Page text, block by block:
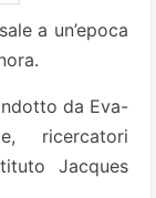
a un’epoca
da Eva-
ricercatori
Jacques